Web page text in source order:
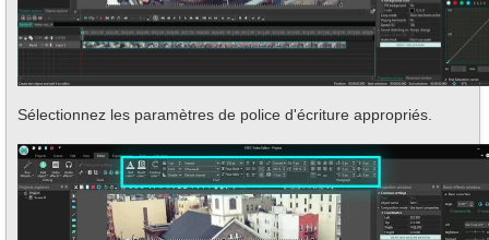
Sélectionnez les paramètres de police d'écriture appropriés.